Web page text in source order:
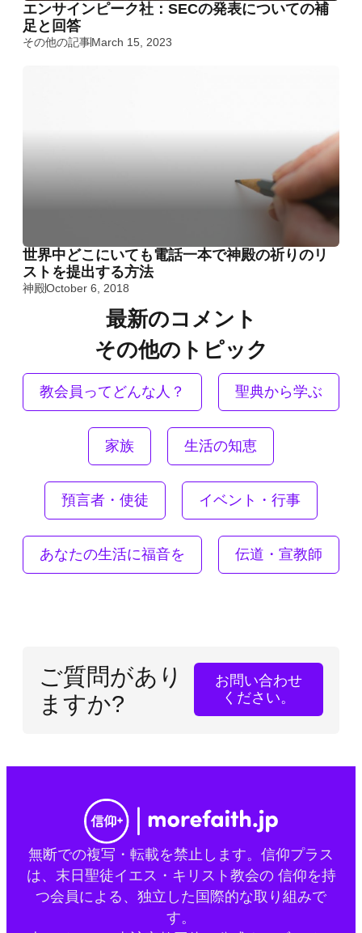
エンサインピーク社：SECの発表についての補
足と回答
その他の記事March 15, 2023
世界中どこにいても電話一本で神殿の祈りのリ
ストを提出する方法
神殿October 6, 2018
最新のコメント
その他のトピック
教会員ってどんな人？ 聖典から学ぶ
家族 生活の知恵
預言者・使徒 イベント・行事
あなたの生活に福音を 伝道・宣教師
ご質問があり
ますか?
お問い合わせ
ください。
無断での複写・転載を禁止します。信仰プラス
は、末日聖徒イエス・キリスト教会の 信仰を持
つ会員による、独立した国際的な取り組みで
す。